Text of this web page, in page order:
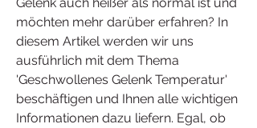
Gelenk auch heißer als normal ist und
möchten mehr darüber erfahren? In
diesem Artikel werden wir uns
ausführlich mit dem Thema
'Geschwollenes Gelenk Temperatur'
beschäftigen und Ihnen alle wichtigen
Informationen dazu liefern. Egal, ob